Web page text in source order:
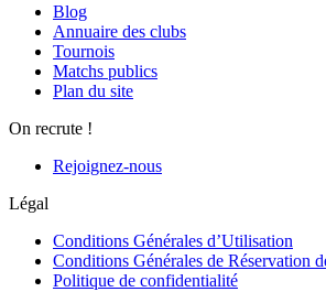
Blog
Annuaire des clubs
Tournois
Matchs publics
Plan du site
On recrute !
Rejoignez-nous
Légal
Conditions Générales d’Utilisation
Conditions Générales de Réservation
Politique de confidentialité